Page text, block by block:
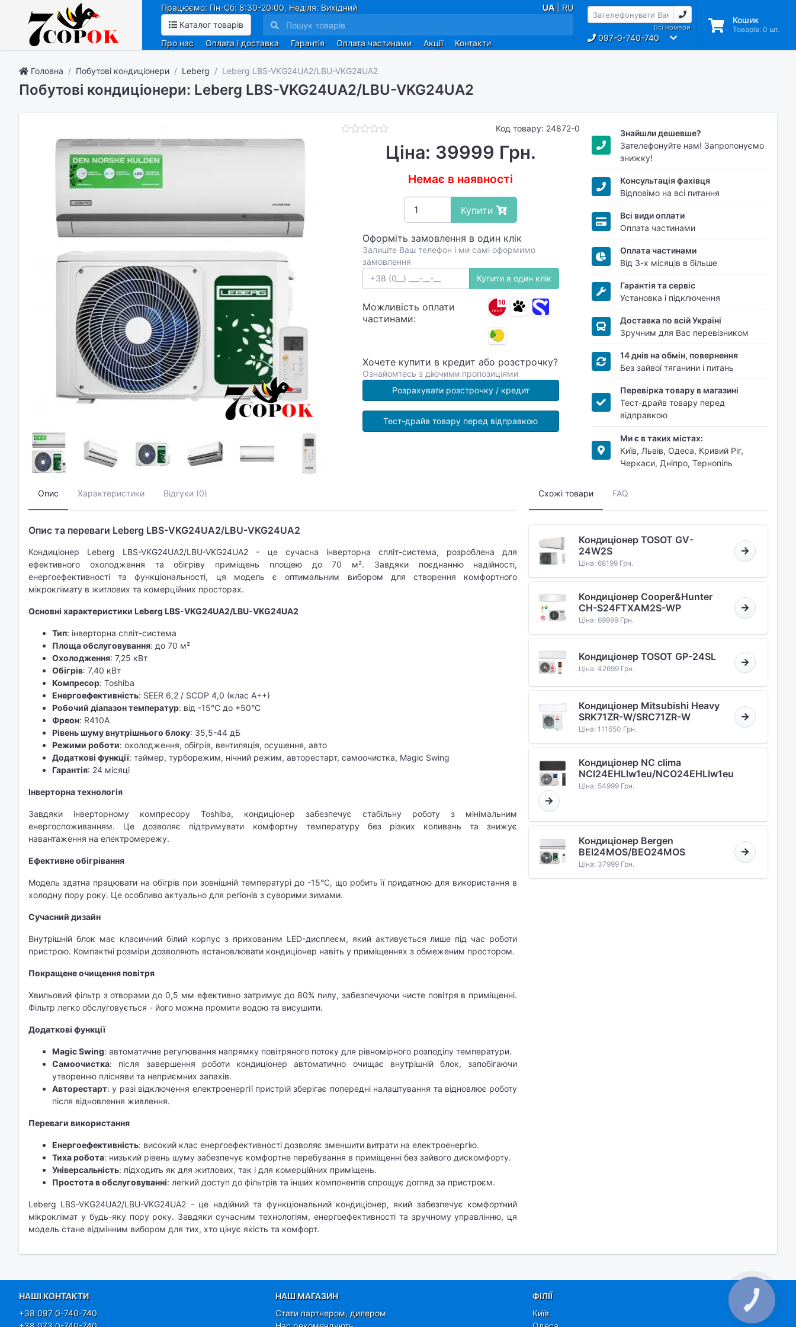
Працюємо: Пн-Сб: 8:30-20:00, Неділя: Вихідний UA| RU
Каталог товарів
Про нас
Оплата і доставка Гарантія Оплата частинами Акції Контакти
Всі номери
097-0-740-740
Кошик
Товарів: 0 шт.
Головна Побутові кондиціонери Leberg Leberg LBS-VKG24UA2/LBU-VKG24UA2
Побутові кондиціонери: Leberg LBS-VKG24UA2/LBU-VKG24UA2
Код товару: 24872-0
Ціна: 39999 Грн.
Немає в наявності
Купити
Оформіть замовлення в один клік
Залиште Ваш телефон і ми самі оформимо
замовлення
Купити в один клік
Можливість оплати
частинами:
Хочете купити в кредит або розстрочку?
Ознайомтесь з діючими пропозиціями
Розрахувати розстрочку / кредит
Тест-драйв товару перед відправкою
Знайшли дешевше?
Зателефонуйте нам! Запропонуємо
знижку!
Консультація фахівця
Відповімо на всі питання
Всі види оплати
Оплата частинами
Оплата частинами
Від 3-х місяців в більше
Гарантія та сервіс
Установка і підключення
Доставка по всій Україні
Зручним для Вас перевізником
14 днів на обмін, повернення
Без зайвої тяганини і питань
Перевірка товару в магазині
Тест-драйв товару перед
відправкою
Ми є в таких містах:
Київ, Львів, Одеса, Кривий Ріг,
Черкаси, Дніпро, Тернопіль
Опис Характеристики Відгуки (0)
Опис та переваги Leberg LBS-VKG24UA2/LBU-VKG24UA2
Кондиціонер Leberg LBS-VKG24UA2/LBU-VKG24UA2 - це сучасна інверторна спліт-система, розроблена для
ефективного охолодження та обігріву приміщень площею до 70 м². Завдяки поєднанню надійності,
енергоефективності та функціональності, ця модель є оптимальним вибором для створення комфортного
мікроклімату в житлових та комерційних просторах.​
Основні характеристики Leberg LBS-VKG24UA2/LBU-VKG24UA2
Тип: інверторна спліт-система
Площа обслуговування: до 70 м²
Охолодження: 7,25 кВт
Обігрів: 7,40 кВт
Компресор: Toshiba
Енергоефективність: SEER 6,2 / SCOP 4,0 (клас A++)
Робочий діапазон температур: від -15°C до +50°C
Фреон: R410A
Рівень шуму внутрішнього блоку: 35,5-44 дБ
Режими роботи: охолодження, обігрів, вентиляція, осушення, авто
Додаткові функції: таймер, турборежим, нічний режим, авторестарт, самоочистка, Magic Swing
Гарантія: 24 місяці​
Інверторна технологія
Завдяки інверторному компресору Toshiba, кондиціонер забезпечує стабільну роботу з мінімальним
енергоспоживанням. Це дозволяє підтримувати комфортну температуру без різких коливань та знижує
навантаження на електромережу.​
Ефективне обігрівання
Модель здатна працювати на обігрів при зовнішній температурі до -15°C, що робить її придатною для використання в
холодну пору року. Це особливо актуально для регіонів з суворими зимами.​
Сучасний дизайн
Внутрішній блок має класичний білий корпус з прихованим LED-дисплеєм, який активується лише під час роботи
пристрою. Компактні розміри дозволяють встановлювати кондиціонер навіть у приміщеннях з обмеженим простором.​
Покращене очищення повітря
Хвильовий фільтр з отворами до 0,5 мм ефективно затримує до 80% пилу, забезпечуючи чисте повітря в приміщенні.
Фільтр легко обслуговується - його можна промити водою та висушити.​
Додаткові функції
Magic Swing: автоматичне регулювання напрямку повітряного потоку для рівномірного розподілу температури.
Самоочистка: після завершення роботи кондиціонер автоматично очищає внутрішній блок, запобігаючи
утворенню плісняви та неприємних запахів.
Авторестарт: у разі відключення електроенергії пристрій зберігає попередні налаштування та відновлює роботу
після відновлення живлення.​
Переваги використання
Енергоефективність: високий клас енергоефективності дозволяє зменшити витрати на електроенергію.
Тиха робота: низький рівень шуму забезпечує комфортне перебування в приміщенні без зайвого дискомфорту.
Універсальність: підходить як для житлових, так і для комерційних приміщень.
Простота в обслуговуванні: легкий доступ до фільтрів та інших компонентів спрощує догляд за пристроєм.​
Leberg LBS-VKG24UA2/LBU-VKG24UA2 - це надійний та функціональний кондиціонер, який забезпечує комфортний
мікроклімат у будь-яку пору року. Завдяки сучасним технологіям, енергоефективності та зручному управлінню, ця
модель стане відмінним вибором для тих, хто цінує якість та комфорт.
Схожі товари FAQ
Кондиціонер TOSOT GV-
24W2S
Ціна: 68199 Грн.
Кондиціонер Cooper&Hunter
CH-S24FTXAM2S-WP
Ціна: 69999 Грн.
Кондиціонер TOSOT GP-24SL
Ціна: 42699 Грн.
Кондиціонер Mitsubishi Heavy
SRK71ZR-W/SRC71ZR-W
Ціна: 111650 Грн.
Кондиціонер NC clima
NCI24EHLIw1eu/NCO24EHLIw1eu
Ціна: 54999 Грн.
Кондиціонер Bergen
BEI24MOS/BEO24MOS
Ціна: 37999 Грн.
НАШІ КОНТАКТИ
+38 097 0-740-740
НАШ МАГАЗИН
Стати партнером, дилером
ФІЛІЇ
Київ
КНОПКА
ЗВ'ЯЗКУ